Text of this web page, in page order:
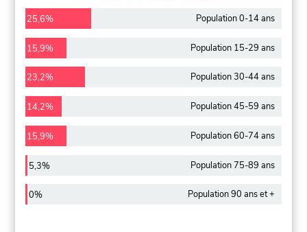
25,6% Population 0-14 ans
15,9% Population 15-29 ans
23,2% Population 30-44 ans
14,2% Population 45-59 ans
15,9% Population 60-74 ans
5,3% Population 75-89 ans
0% Population 90 ans et +